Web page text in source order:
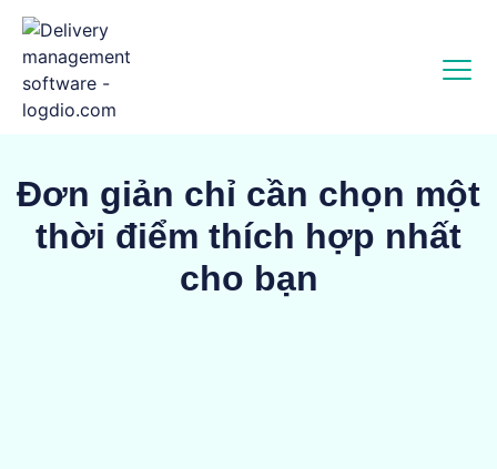
Đơn giản chỉ cần chọn một
thời điểm thích hợp nhất
cho bạn